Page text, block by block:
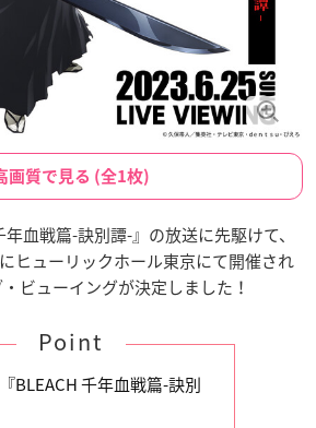
画質で見る (全1枚)
年血戦篇-訣別譚-』の放送に先駆けて、
ヒューリックホール東京にて開催され
ビューイングが決定しました！
Point
BLEACH 千年血戦篇-訣別